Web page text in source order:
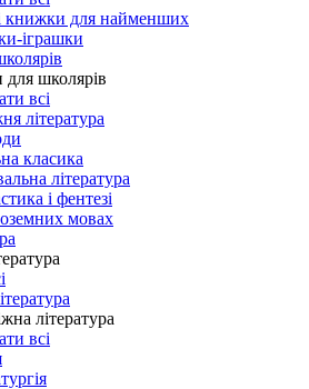
книжки для найменших
іграшки
школярів
всі
література
класика
література
і фентезі
мовах
література
всі